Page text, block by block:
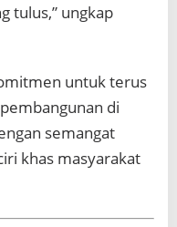
tulus,” ungkap
untuk terus
di
semangat
khas masyarakat